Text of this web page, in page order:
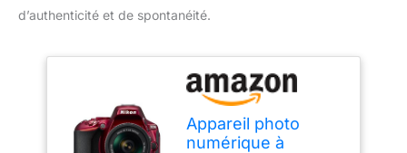
d’authenticité et de spontanéité.
Appareil photo
numérique à